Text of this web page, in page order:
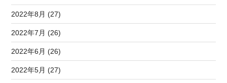
2022年8月 (27)
2022年7月 (26)
2022年6月 (26)
2022年5月 (27)